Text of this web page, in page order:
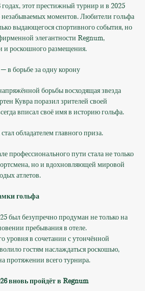
этот престижный турнир и в 2025
моментов. Любители гольфа
выдающегося спортивного события, но
элегантности Regnum,
и роскошного размещения.
в борьбе за одну корону
борьбы восходящая звезда
Кувра поразил зрителей своей
вписал своё имя в историю гольфа.
обладателем главного приза.
профессионального пути стала не только
но и вдохновляющей мировой
атлетов.
гольфа
был безупречно продуман не только на
пребывания в отеле.
уровня в сочетании с утончённой
гостям наслаждаться роскошью,
протяжении всего турнира.
вновь пройдёт в Regnum